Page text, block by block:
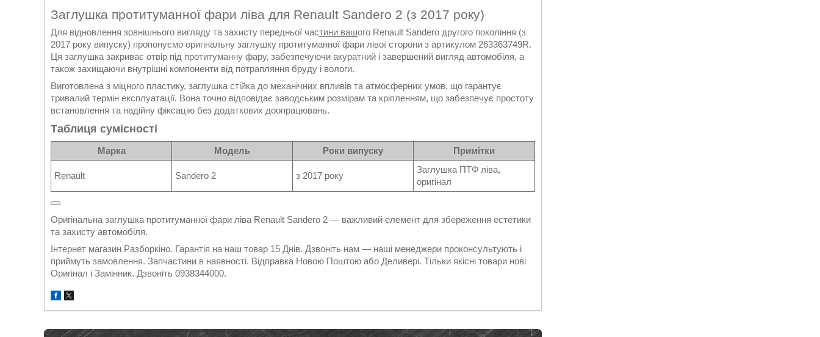
Заглушка протитуманної фари ліва для Renault Sandero 2 (з 2017 року)
Для відновлення зовнішнього вигляду та захисту передньої частини вашого Renault Sandero другого покоління (з
2017 року випуску) пропонуємо оригінальну заглушку протитуманної фари лівої сторони з артикулом 263363749R.
Ця заглушка закриває отвір під протитуманну фару, забезпечуючи акуратний і завершений вигляд автомобіля, а
також захищаючи внутрішні компоненти від потрапляння бруду і вологи.
Виготовлена з міцного пластику, заглушка стійка до механічних впливів та атмосферних умов, що гарантує
тривалий термін експлуатації. Вона точно відповідає заводським розмірам та кріпленням, що забезпечує простоту
встановлення та надійну фіксацію без додаткових доопрацювань.
Таблиця сумісності
Марка Модель Роки випуску Примітки
Renault Sandero 2 з 2017 року
Заглушка ПТФ ліва,
оригінал
Оригінальна заглушка протитуманної фари ліва Renault Sandero 2 — важливий елемент для збереження естетики
та захисту автомобіля.
Інтернет магазин Разборкіно. Гарантія на наш товар 15 Днів. Дзвоніть нам — наші менеджери проконсультують і
приймуть замовлення. Запчастини в наявності. Відправка Новою Поштою або Деливері. Тільки якісні товари нові
Оригінал і Замінник. Дзвоніть 0938344000.